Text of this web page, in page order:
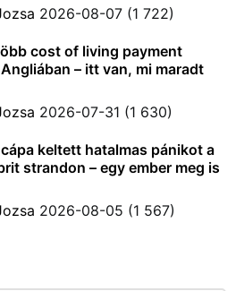
2026-08-07 (1 722)
cost of living payment
– itt van, mi maradt
2026-07-31 (1 630)
keltett hatalmas pánikot a
strandon – egy ember meg is
2026-08-05 (1 567)